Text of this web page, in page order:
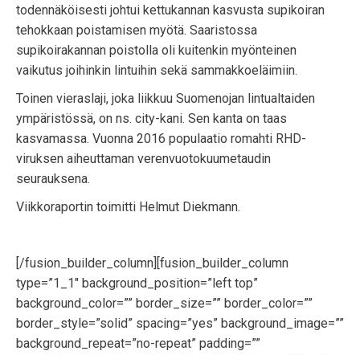
todennäköisesti johtui kettukannan kasvusta supikoiran
tehokkaan poistamisen myötä. Saaristossa
supikoirakannan poistolla oli kuitenkin myönteinen
vaikutus joihinkin lintuihin sekä sammakkoeläimiin.
Toinen vieraslaji, joka liikkuu Suomenojan lintualtaiden
ympäristössä, on ns. city-kani. Sen kanta on taas
kasvamassa. Vuonna 2016 populaatio romahti RHD-
viruksen aiheuttaman verenvuotokuumetaudin
seurauksena.
Viikkoraportin toimitti Helmut Diekmann.
[/fusion_builder_column][fusion_builder_column
type=”1_1″ background_position=”left top”
background_color=”” border_size=”” border_color=””
border_style=”solid” spacing=”yes” background_image=””
background_repeat=”no-repeat” padding=””